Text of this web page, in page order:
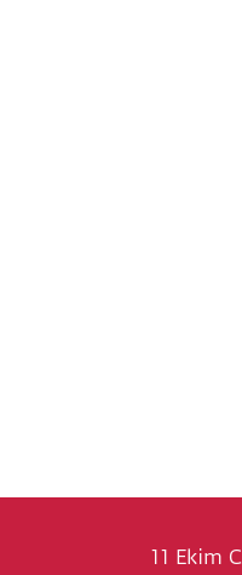
11 Ekim